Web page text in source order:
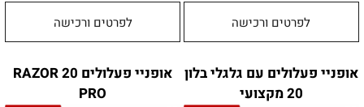
לפרטים ורכישה לפרטים ורכישה
אופניי פעלולים עם גלגלי בלון
20 מקצועי
אופניי פעלולים 20 RAZOR
PRO